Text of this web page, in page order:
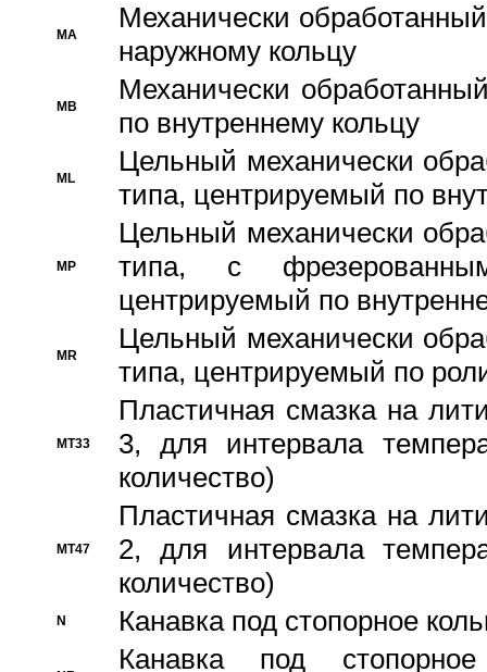
MA
Механически
наружному кольцу
MB
Механически
по внутреннему кольцу
ML
Цельный механически
типа, центрируемый по
MP
Цельный механически
типа, с
центрируемый по
MR
Цельный механически
типа, центрируемый по
MT33
Пластичная смазка на
3, для интервала
количество)
MT47
Пластичная смазка на
2, для интервала
количество)
N Канавка под стопорное
Канавка под